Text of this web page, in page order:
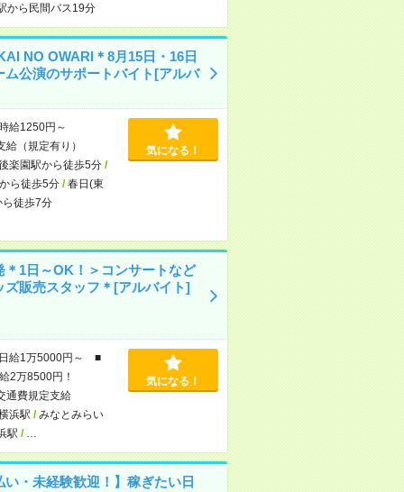
から民間バス19分
NO OWARI＊8月15日・16日
ム公演のサポートバイト[アルバ
給1250円～
給（規定有り）
楽園駅から徒歩5分/
ら徒歩5分/春日(東
徒歩7分
気になる！
＊1日～OK！＞コンサートなど
ズ販売スタッフ＊[アルバイト]
給1万5000円～ ■
2万8500円！
通費規定支給
浜駅 /みなとみらい
駅 /
気になる！
い・未経験歓迎！】稼ぎたい日